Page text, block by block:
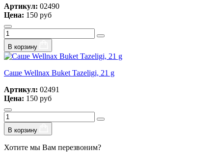
Артикул: 02490
Цена: 150 руб
В корзину
Саше Wellnax Buket Tazeligi, 21 g
Артикул: 02491
Цена: 150 руб
В корзину
Хотите мы Вам перезвоним?